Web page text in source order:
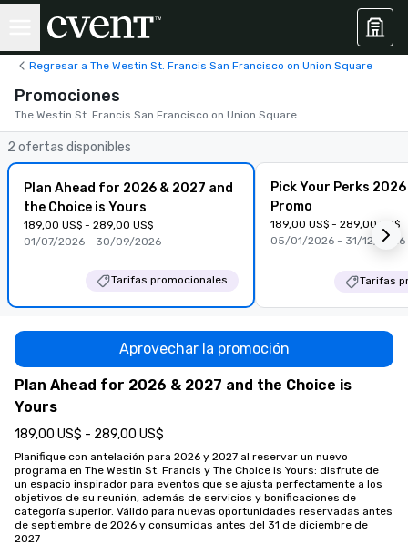
Regresar a The Westin St. Francis San Francisco on Union Square
Promociones
The Westin St. Francis San Francisco on Union Square
2 ofertas disponibles
Plan Ahead for 2026 & 2027 and
the Choice is Yours
189,00 US$ - 289,00 US$
01/07/2026 - 30/09/2026
Tarifas promocionales
Pick Your Perks
Promo
189,00 US$ - 289,00 US$
05/01/2026 - 31/12/2026
Tarifas
Plan Ahead for 2026 & 2027 and the Choice is
Yours
Aprovechar la promoción
189,00 US$ - 289,00 US$
Planifique con antelación para 2026 y 2027 al reservar un nuevo
programa en The Westin St. Francis y The Choice is Yours: disfrute de
un espacio inspirador para eventos que se ajusta perfectamente a los
objetivos de su reunión, además de servicios y bonificaciones de
categoría superior. Válido para nuevas oportunidades reservadas antes
de septiembre de 2026 y consumidas antes del 31 de diciembre de
2027